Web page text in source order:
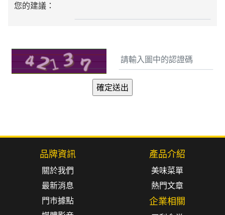
您的建議：
品牌資訊
關於我們
最新消息
門市據點
產品介紹
美味菜單
熱門文章
企業相關